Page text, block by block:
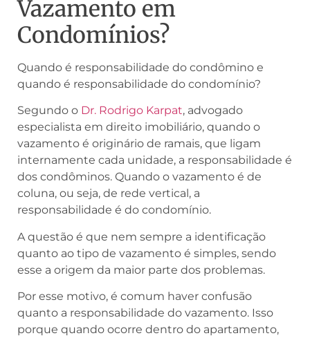
Vazamento em
Condomínios?
Quando é responsabilidade do condômino e
quando é responsabilidade do condomínio?
Segundo o Dr. Rodrigo Karpat, advogado
especialista em direito imobiliário, quando o
vazamento é originário de ramais, que ligam
internamente cada unidade, a responsabilidade é
dos condôminos. Quando o vazamento é de
coluna, ou seja, de rede vertical, a
responsabilidade é do condomínio.
A questão é que nem sempre a identificação
quanto ao tipo de vazamento é simples, sendo
esse a origem da maior parte dos problemas.
Por esse motivo, é comum haver confusão
quanto a responsabilidade do vazamento. Isso
porque quando ocorre dentro do apartamento,